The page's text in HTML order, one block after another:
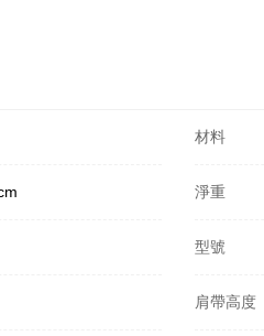
材料
淨重
型號
肩帶高度